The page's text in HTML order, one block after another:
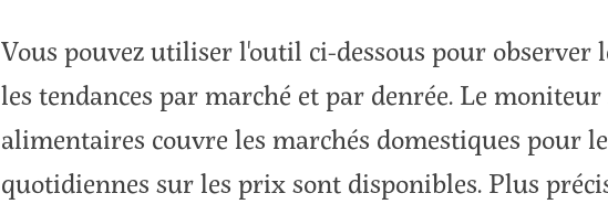
Vous pouvez utiliser l'outil ci-dessous pour
les tendances par marché et par denrée. Le
alimentaires couvre les marchés domestiques pour
quotidiennes sur les prix sont disponibles. Plus